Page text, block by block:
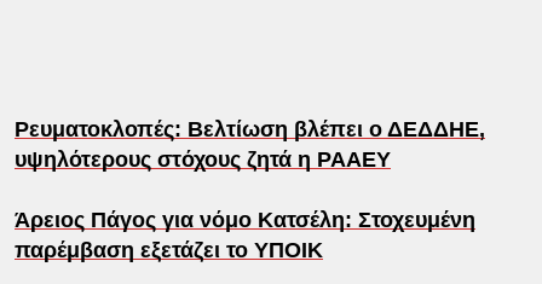
Ρευματοκλοπές: Βελτίωση βλέπει ο ΔΕΔΔΗΕ,
υψηλότερους στόχους ζητά η ΡΑΑΕΥ
Άρειος Πάγος για νόμο Κατσέλη: Στοχευμένη
παρέμβαση εξετάζει το ΥΠΟΙΚ